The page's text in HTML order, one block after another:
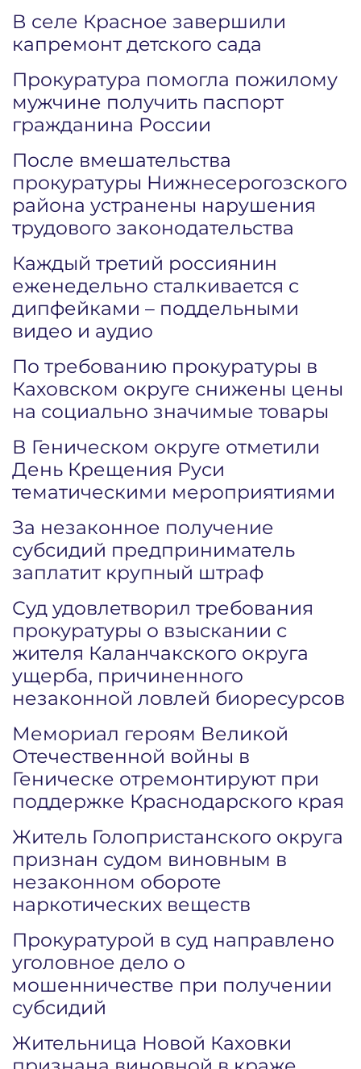
В селе Красное завершили
капремонт детского сада
Прокуратура помогла пожилому
мужчине получить паспорт
гражданина России
После вмешательства
прокуратуры Нижнесерогозского
района устранены нарушения
трудового законодательства
Каждый третий россиянин
еженедельно сталкивается с
дипфейками – поддельными
видео и аудио
По требованию прокуратуры в
Каховском округе снижены цены
на социально значимые товары
В Геническом округе отметили
День Крещения Руси
тематическими мероприятиями
За незаконное получение
субсидий предприниматель
заплатит крупный штраф
Суд удовлетворил требования
прокуратуры о взыскании с
жителя Каланчакского округа
ущерба, причиненного
незаконной ловлей биоресурсов
Мемориал героям Великой
Отечественной войны в
Геническе отремонтируют при
поддержке Краснодарского края
Житель Голопристанского округа
признан судом виновным в
незаконном обороте
наркотических веществ
Прокуратурой в суд направлено
уголовное дело о
мошенничестве при получении
субсидий
Жительница Новой Каховки